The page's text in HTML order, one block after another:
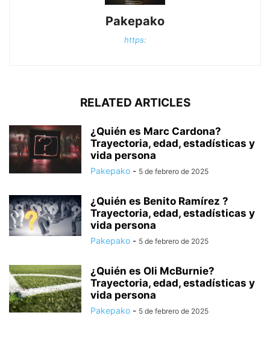
Pakepako
https:
RELATED ARTICLES
¿Quién es Marc Cardona?
Trayectoria, edad, estadísticas y
vida persona
Pakepako - 5 de febrero de 2025
¿Quién es Benito Ramírez ?
Trayectoria, edad, estadísticas y
vida persona
Pakepako - 5 de febrero de 2025
¿Quién es Oli McBurnie?
Trayectoria, edad, estadísticas y
vida persona
Pakepako - 5 de febrero de 2025